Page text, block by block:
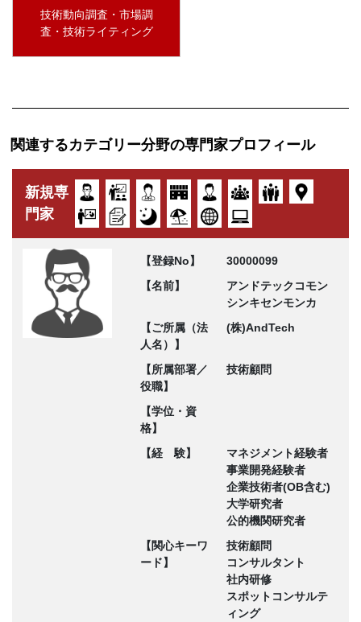
技術動向調査・市場調
査・技術ライティング
関連するカテゴリー分野の専門家プロフィール
新規専
門家
【登録No】
30000099
【名前】
アンドテックコモン
シンキセンモンカ
【ご所属（法
人名）】
(株)AndTech
【所属部署／
役職】
技術顧問
【学位・資
格】
【経 験】
マネジメント経験者
事業開発経験者
企業技術者(OB含む)
大学研究者
公的機関研究者
【関心キーワ
ード】
技術顧問
コンサルタント
社内研修
スポットコンサルテ
ィング